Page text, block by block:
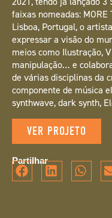
faixas nomeadas: MORE
Lisboa, Portugal, o
expressar a visão do
meios como Ilustração,
manipulação… e
de várias disciplinas da
componente de música
synthwave, dark synth,
VER PROJETO
Partilhar